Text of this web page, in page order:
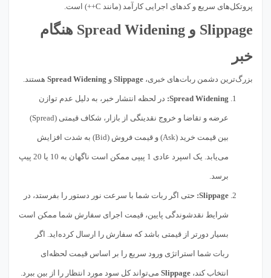
پروتکل‌های سریع و کدهای اجرایی کارآمد (مانند C++) است.
Slippage و Spread Widening هنگام
خبر
بزرگ‌ترین دشمن ربات‌های خبری، Slippage و Spread Widening هستند.
Spread Widening: در لحظه انتشار خبر، به دلیل عدم توازن
عرضه و تقاضا و خروج نقدینگی از بازار، شکاف قیمتی (Spread)
بین قیمت خرید (Ask) و قیمت فروش (Bid) به شدت افزایش
می‌یابد. یک اسپرد عادی 1 پیپی ممکن است ناگهان به 10 یا 20 پیپ
برسد.
Slippage: حتی اگر ربات شما با سرعت نور دستور را بفرستد، در
شرایط نقدشوندگی پایین، قیمت اجرای سفارش شما ممکن است
بسیار دورتر از قیمتی باشد که سفارش را ارسال کرده‌اید. اگر
ربات شما استراتژی ورود سریع را بر اساس قیمت لحظه‌ای
انتخاب کند، Slippage می‌تواند کل سود مورد انتظار را از بین ببرد.